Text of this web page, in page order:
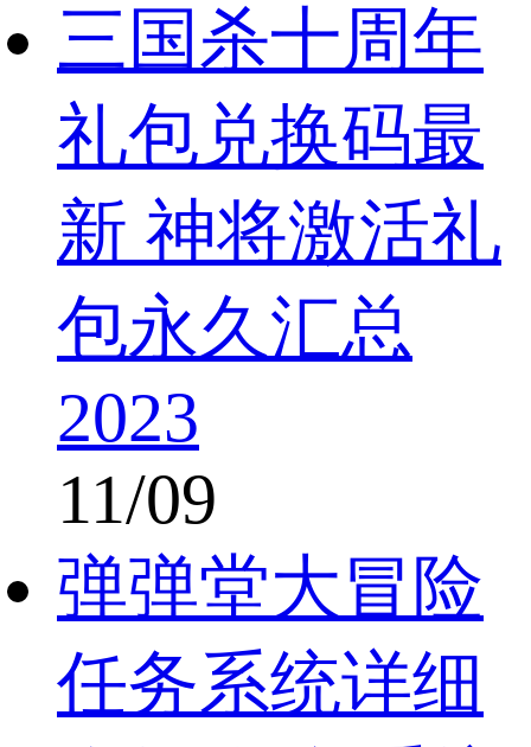
三国杀十周年
礼包兑换码最
新 神将激活礼
包永久汇总
2023
11/09
弹弹堂大冒险
任务系统详细